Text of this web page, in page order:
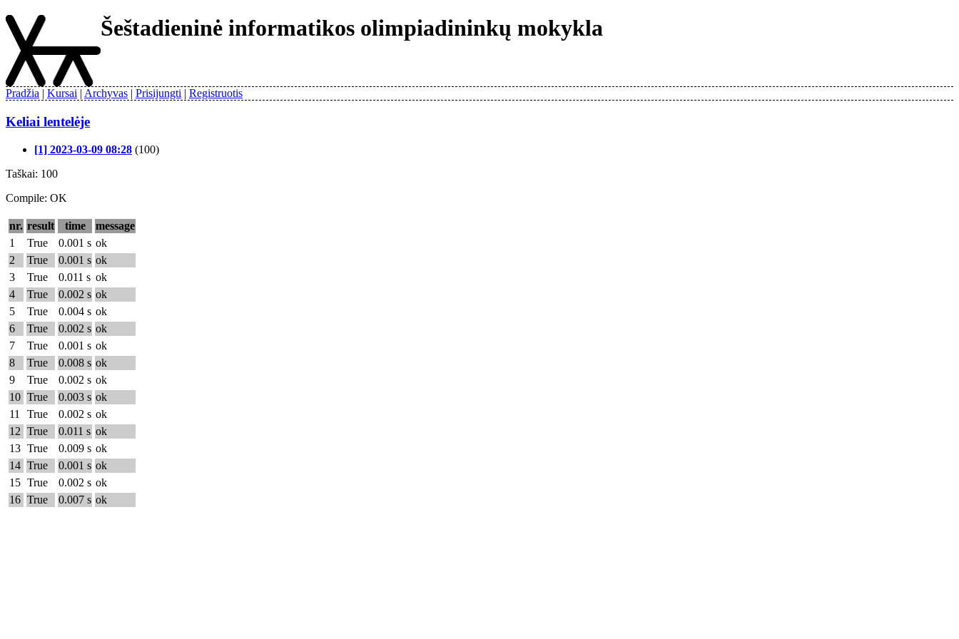
Šeštadieninė informatikos olimpiadininkų mokykla
Pradžia Kursai Archyvas Prisijungti Registruotis
Keliai lentelėje
[1] 2023-03-09 08:28 (100)
Taškai: 100
Compile: OK
nr. result time
message
1
True 0.001 s ok
2
True 0.001 s ok
3
True 0.011 s ok
4
True 0.002 s ok
5
True 0.004 s ok
6
True 0.002 s ok
7
True 0.001 s ok
8
True 0.008 s ok
9
True 0.002 s ok
10 True 0.003 s ok
11
True 0.002 s ok
12 True 0.011 s ok
13 True 0.009 s ok
14 True 0.001 s ok
15 True 0.002 s ok
16 True 0.007 s ok